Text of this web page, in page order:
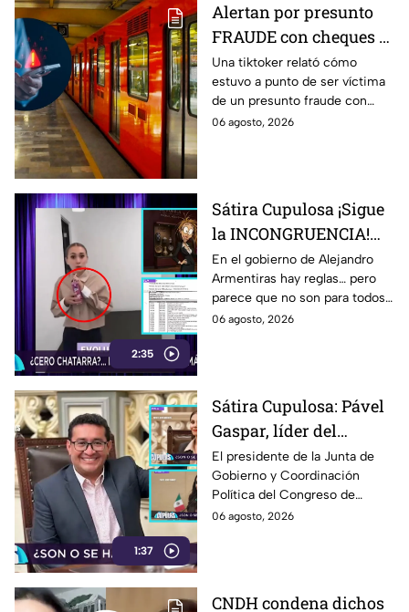
Alertan por presunto
FRAUDE con cheques al
salir del metro de la
CDMX; joven exhibe
'modus operandi'
Una tiktoker relató cómo
estuvo a punto de ser víctima
de un presunto fraude con
cheques y falsos cómplices al
06 agosto, 2026
2:35
Sátira Cupulosa ¡Sigue
la INCONGRUENCIA!
Gobierno de
Armentiras promovía
comida saludable, pero
facturas exhiben
PÚBLICO
En el gobierno de Alejandro
Armentiras hay reglas… pero
parece que no son para todos.
Mientras desde el poder se
se trata de funcionarios del
gabinete, las papitas, los
dulces y la maruchan también
pueden entrar… y todo con
cargo al dinero de los
poblanos.
06 agosto, 2026
1:37
Sátira Cupulosa: Pável
Gaspar, líder del
Congreso de Puebla,
evita SANCIONAR a
Salvatori y Palomares
tras polémica; deja todo
El presidente de la Junta de
Gobierno y Coordinación
Política del Congreso de
Puebla, Pável Gaspar, se
06 agosto, 2026
CNDH condena dichos